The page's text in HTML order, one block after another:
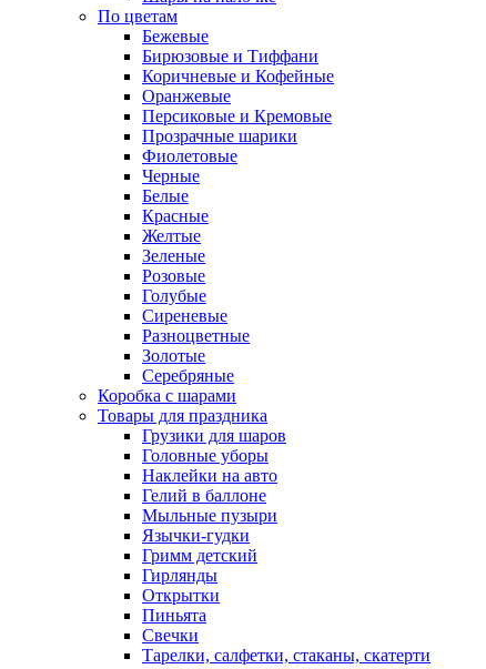
По цветам
Бежевые
Бирюзовые и Тиффани
Коричневые и Кофейные
Оранжевые
Персиковые и Кремовые
Прозрачные шарики
Фиолетовые
Черные
Белые
Красные
Желтые
Зеленые
Розовые
Голубые
Сиреневые
Разноцветные
Золотые
Серебряные
Коробка с шарами
Товары для праздника
Грузики для шаров
Головные уборы
Наклейки на авто
Гелий в баллоне
Мыльные пузыри
Язычки-гудки
Гримм детский
Гирлянды
Открытки
Пиньята
Свечки
Тарелки, салфетки, стаканы, скатерти